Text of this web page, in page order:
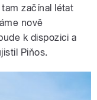
začínal létat
nově
k dispozici a
Piňos.